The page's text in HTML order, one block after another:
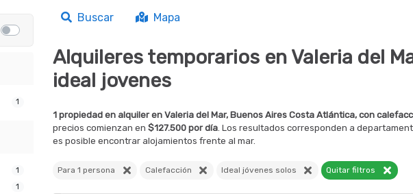
1
1
1
Buscar Mapa
Alquileres temporarios en Valeria del
ideal jovenes
1 propiedad en alquiler en Valeria del Mar, Buenos Aires Costa Atlántica, con
precios comienzan en $127.500 por día. Los resultados corresponden a
es posible encontrar alojamientos frente al mar.
Para 1 persona Calefacción Ideal jóvenes solos Quitar filtros